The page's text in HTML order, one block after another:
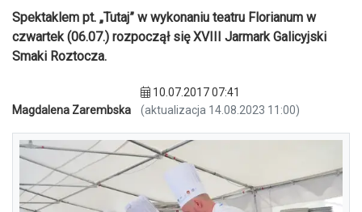
Spektaklem pt. „Tutaj” w wykonaniu teatru Florianum w
czwartek (06.07.) rozpoczął się XVIII Jarmark Galicyjski
Smaki Roztocza.
Magdalena Zarembska
10.07.2017 07:41
(aktualizacja 14.08.2023 11:00)